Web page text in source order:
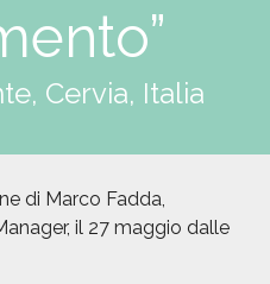
Cervia, Italia
di Marco Fadda,
il 27 maggio dalle